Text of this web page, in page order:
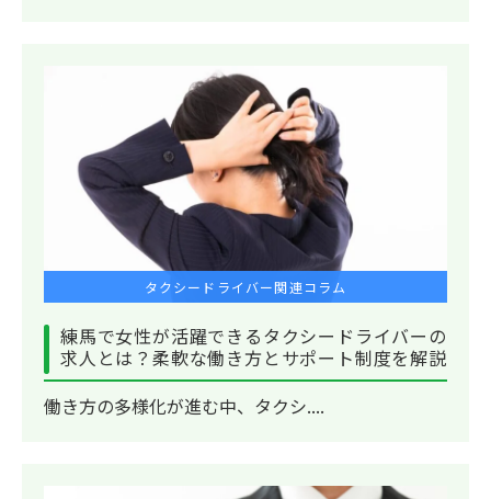
タクシードライバー関連コラム
練馬で女性が活躍できるタクシードライバーの
求人とは？柔軟な働き方とサポート制度を解説
働き方の多様化が進む中、タクシ....